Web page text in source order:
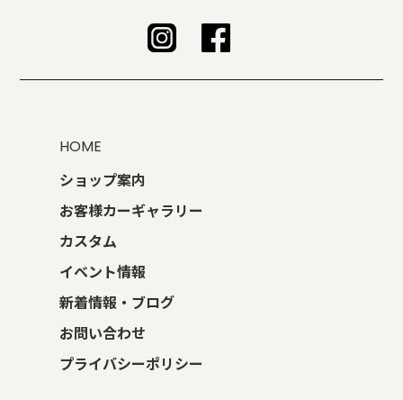
HOME
ショップ案内
お客様カーギャラリー
カスタム
イベント情報
新着情報・ブログ
お問い合わせ
プライバシーポリシー